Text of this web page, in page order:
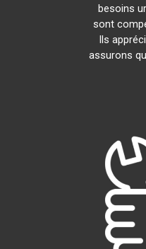
besoins
sont
Ils
assurons